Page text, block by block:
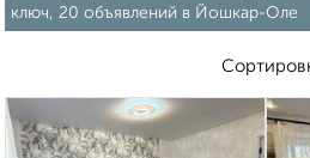
ключ, 20 объявлений в Йошкар-Оле